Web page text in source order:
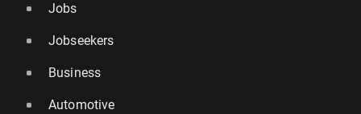
Jobs
Jobseekers
Business
Automotive